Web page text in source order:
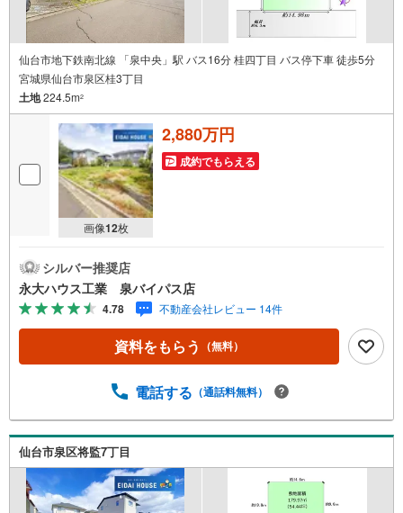
仙台市地下鉄南北線 「泉中央」駅 バス16分 桂四丁目 バス停下車 徒歩5分
宮城県仙台市泉区桂3丁目
土地224.5m2
画像12枚
2,880万円
成約でもらえる
シルバー推奨店
永大ハウス工業 泉バイパス店
4.78 不動産会社レビュー 14件
資料をもらう （無料）
電話する （通話料無料）
仙台市泉区将監7丁目